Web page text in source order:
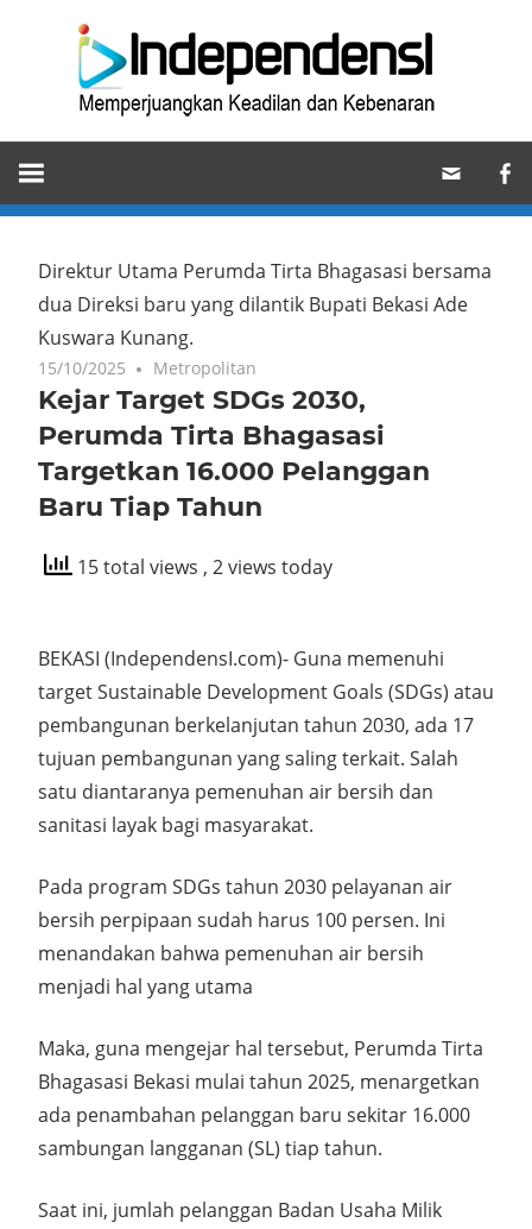
Memperjuangkan
Keadilan
dan
Direktur Utama Perumda Tirta Bhagasasi bersama
dua Direksi baru yang dilantik Bupati Bekasi Ade
Kuswara Kunang.
15/10/2025 Metropolitan
Kejar Target SDGs 2030,
Perumda Tirta Bhagasasi
Targetkan 16.000 Pelanggan
Baru Tiap Tahun
15 total views , 2 views today
BEKASI (IndependensI.com)- Guna memenuhi
target Sustainable Development Goals (SDGs) atau
pembangunan berkelanjutan tahun 2030, ada 17
tujuan pembangunan yang saling terkait. Salah
satu diantaranya pemenuhan air bersih dan
sanitasi layak bagi masyarakat.
Pada program SDGs tahun 2030 pelayanan air
bersih perpipaan sudah harus 100 persen. Ini
menandakan bahwa pemenuhan air bersih
menjadi hal yang utama
Maka, guna mengejar hal tersebut, Perumda Tirta
Bhagasasi Bekasi mulai tahun 2025, menargetkan
ada penambahan pelanggan baru sekitar 16.000
sambungan langganan (SL) tiap tahun.
Saat ini, jumlah pelanggan Badan Usaha Milik